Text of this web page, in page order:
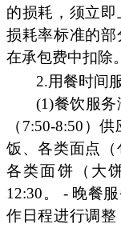
的损耗，须立
损耗率标准的
在承包费中扣除。
2.用餐时间
(1)餐饮服务
（7:50-8:50）
饭、各类面点
各类面饼（大
12:30。 - 晚餐
作日程进行调